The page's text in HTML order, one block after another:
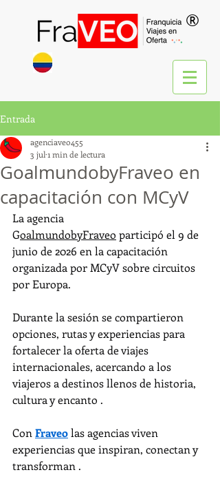
®
Entrada
GoalmundobyFraveo en
capacitación con MCyV
agenciaveo455
3 jul1 min de lectura
La agencia
GoalmundobyFraveo participó el 9 de
junio de 2026 en la capacitación
organizada por MCyV sobre circuitos
por Europa.
Durante la sesión se compartieron
opciones, rutas y experiencias para
fortalecer la oferta de viajes
internacionales, acercando a los
viajeros a destinos llenos de historia,
cultura y encanto .
Con Fraveo las agencias viven
experiencias que inspiran, conectan y
transforman .